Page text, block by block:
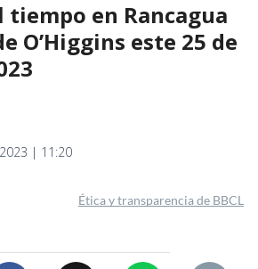
tiempo en Rancagua
O’Higgins este 25 de
| 11:20
Ética y transparencia de BBCL